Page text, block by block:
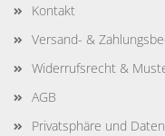
Kontakt
Versand- &
Widerrufsrecht &
AGB
Privatsphäre und